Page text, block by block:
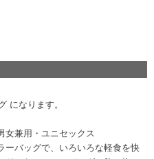
になります。
女兼用・ユニセックス
ーバッグで、いろいろな軽食を快